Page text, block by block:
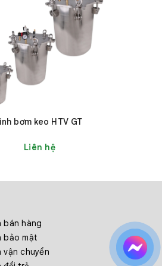
bơm keo HTV GT
Liên hệ
bán hàng
bảo mật
vận chuyển